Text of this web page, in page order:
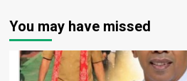
You may have missed